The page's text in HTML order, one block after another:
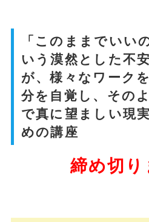
「このままでいい
いう漠然とした不
が、様々なワーク
分を自覚し、その
で真に望ましい現
めの講座
締め切り